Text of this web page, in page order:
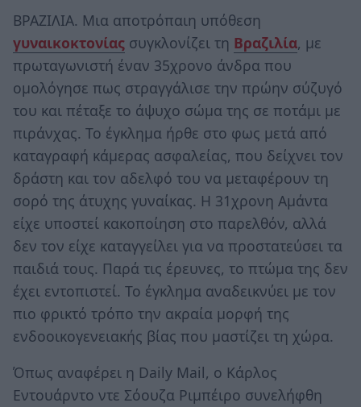
ΒΡΑΖΙΛΙΑ. Μια αποτρόπαιη υπόθεση
γυναικοκτονίας συγκλονίζει τη Βραζιλία, με
πρωταγωνιστή έναν 35χρονο άνδρα που
ομολόγησε πως στραγγάλισε την πρώην σύζυγό
του και πέταξε το άψυχο σώμα της σε ποτάμι με
πιράνχας. Το έγκλημα ήρθε στο φως μετά από
καταγραφή κάμερας ασφαλείας, που δείχνει τον
δράστη και τον αδελφό του να μεταφέρουν τη
σορό της άτυχης γυναίκας. Η 31χρονη Αμάντα
είχε υποστεί κακοποίηση στο παρελθόν, αλλά
δεν τον είχε καταγγείλει για να προστατεύσει τα
παιδιά τους. Παρά τις έρευνες, το πτώμα της δεν
έχει εντοπιστεί. Το έγκλημα αναδεικνύει με τον
πιο φρικτό τρόπο την ακραία μορφή της
ενδοοικογενειακής βίας που μαστίζει τη χώρα.
Όπως αναφέρει η Daily Mail, ο Κάρλος
Εντουάρντο ντε Σόουζα Ριμπέιρο συνελήφθη